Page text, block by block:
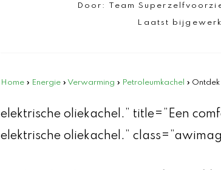
Door: Team
Laatst
Home » Energie » Verwarming » Petroleumkachel »
elektrische oliekachel.” title=”Een
elektrische oliekachel.”